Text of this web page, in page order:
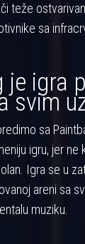
teže
sa
je igra
svim
sa
igru, jer
Igra se u
areni sa
muziku.